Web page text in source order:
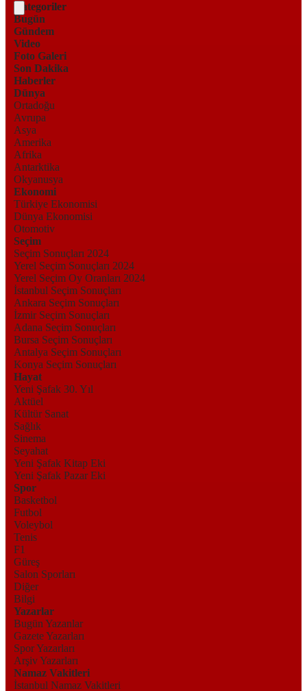
Kategoriler
Bugün
Gündem
Video
Foto Galeri
Son Dakika
Haberler
Dünya
Ortadoğu
Avrupa
Asya
Amerika
Afrika
Antarktika
Okyanusya
Ekonomi
Türkiye Ekonomisi
Dünya Ekonomisi
Otomotiv
Seçim
Seçim Sonuçları 2024
Yerel Seçim Sonuçları 2024
Yerel Seçim Oy Oranları 2024
İstanbul Seçim Sonuçları
Ankara Seçim Sonuçları
İzmir Seçim Sonuçları
Adana Seçim Sonuçları
Bursa Seçim Sonuçları
Antalya Seçim Sonuçları
Konya Seçim Sonuçları
Hayat
Yeni Şafak 30. Yıl
Aktüel
Kültür Sanat
Sağlık
Sinema
Seyahat
Yeni Şafak Kitap Eki
Yeni Şafak Pazar Eki
Spor
Basketbol
Futbol
Voleybol
Tenis
F1
Güreş
Salon Sporları
Diğer
Bilgi
Yazarlar
Bugün Yazanlar
Gazete Yazarları
Spor Yazarları
Arşiv Yazarları
Namaz Vakitleri
İstanbul Namaz Vakitleri